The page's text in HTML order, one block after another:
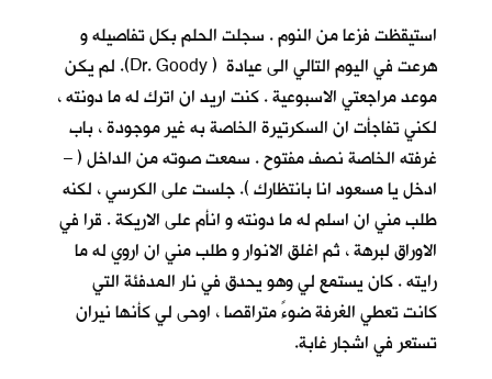
استيقظت فزعا من النوم . سجلت الحلم بكل تفاصيله و
هرعت في اليوم التالي الى عيادة ( Dr. Goody). لم يكن
موعد مراجعتي الاسبوعية . كنت اريد ان اترك له ما دونته ،
لكني تفاجأت ان السكرتيرة الخاصة به غير موجودة ، باب
غرفته الخاصة نصف مفتوح . سمعت صوته من الداخل ( –
ادخل يا مسعود انا بانتظارك ). جلست على الكرسي ، لكنه
طلب مني ان اسلم له ما دونته و انأم على الاريكة . قرا في
الاوراق لبرهة ، ثم اغلق الانوار و طلب مني ان اروي له ما
رايته . كان يستمع لي وهو يحدق في نار المدفئة التي
كانت تعطي الغرفة ضوءً متراقصا ، اوحى لي كأنها نيران
تستعر في اشجار غابة.